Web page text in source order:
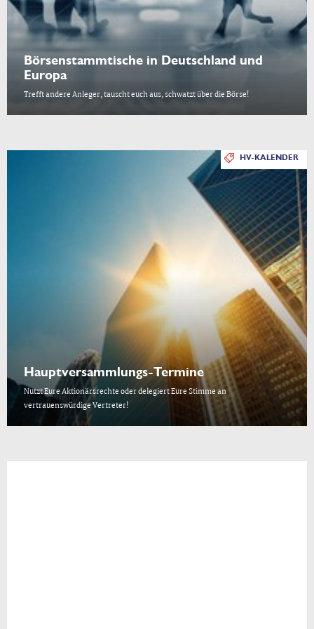
Börsenstammtische in Deutschland und
Europa
Trefft andere Anleger, tauscht euch aus, schwatzt über die Börse!
HV-KALENDER
Hauptversammlungs-Termine
Nutzt Eure Aktionärsrechte oder delegiert Eure Stimme an
vertrauenswürdige Vertreter!